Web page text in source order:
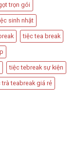
trọn gói
sinh nhật
tiệc tea break
tiệc tebreak sự kiện
trà teabreak giá rẻ